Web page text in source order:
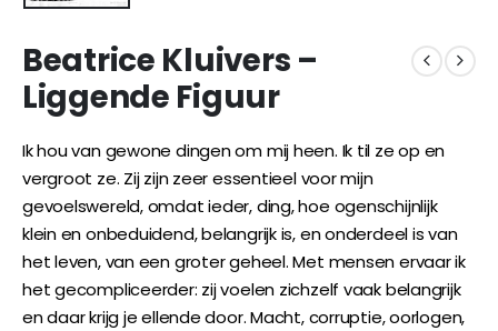
Beatrice Kluivers –
Liggende Figuur
Ik hou van gewone dingen om mij heen. Ik til ze op en
vergroot ze. Zij zijn zeer essentieel voor mijn
gevoelswereld, omdat ieder, ding, hoe ogenschijnlijk
klein en onbeduidend, belangrijk is, en onderdeel is van
het leven, van een groter geheel. Met mensen ervaar ik
het gecompliceerder: zij voelen zichzelf vaak belangrijk
en daar krijg je ellende door. Macht, corruptie, oorlogen,